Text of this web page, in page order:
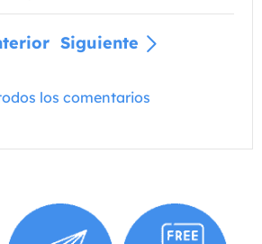
Siguiente
los comentarios